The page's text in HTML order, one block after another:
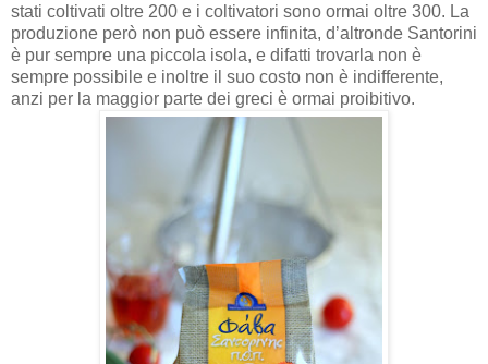
stati coltivati oltre 200 e i coltivatori sono ormai oltre 300. La
produzione però non può essere infinita, d’altronde Santorini
è pur sempre una piccola isola, e difatti trovarla non è
sempre possibile e inoltre il suo costo non è indifferente,
anzi per la maggior parte dei greci è ormai proibitivo.